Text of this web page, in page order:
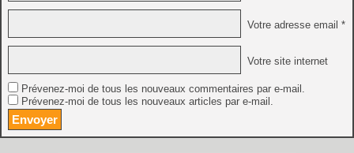
Votre adresse email *
Votre site internet
Prévenez-moi de tous les nouveaux commentaires par e-mail.
Prévenez-moi de tous les nouveaux articles par e-mail.